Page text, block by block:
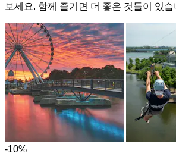
보세요. 함께 즐기면 더 좋은 것들이 있습
-10%